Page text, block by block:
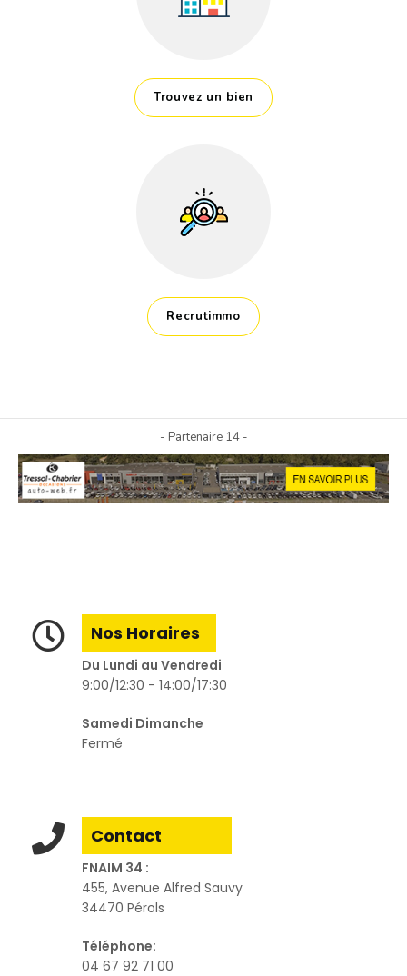
Trouvez un bien
Recrutimmo
- Partenaire 14 -
Nos Horaires
Du Lundi au Vendredi
9:00/12:30 - 14:00/17:30
Samedi Dimanche
Fermé
Contact
FNAIM 34 :
455, Avenue Alfred Sauvy
34470 Pérols
Téléphone:
04 67 92 71 00